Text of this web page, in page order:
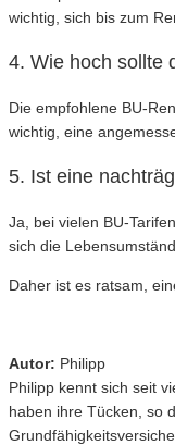
wichtig, sich bis zum
4. Wie hoch sollte
Die empfohlene BU-
wichtig, eine
5. Ist eine
Ja, bei vielen BU-
sich die
Daher ist es ratsam,
Autor: Philipp
Philipp kennt sich seit
haben ihre Tücken, so